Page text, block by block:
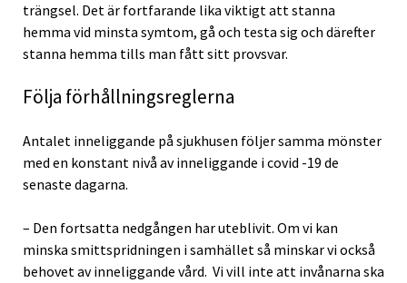
trängsel. Det är fortfarande lika viktigt att stanna
hemma vid minsta symtom, gå och testa sig och därefter
stanna hemma tills man fått sitt provsvar.
Följa förhållningsreglerna
Antalet inneliggande på sjukhusen följer samma mönster
med en konstant nivå av inneliggande i covid -19 de
senaste dagarna.
– Den fortsatta nedgången har uteblivit. Om vi kan
minska smittspridningen i samhället så minskar vi också
behovet av inneliggande vård. Vi vill inte att invånarna ska